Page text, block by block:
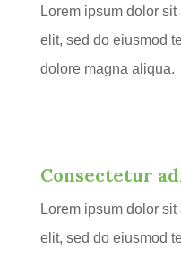
Lorem ipsum dolor
elit, sed do eiusmod
dolore magna aliqua.
Consectetur
Lorem ipsum dolor
elit, sed do eiusmod